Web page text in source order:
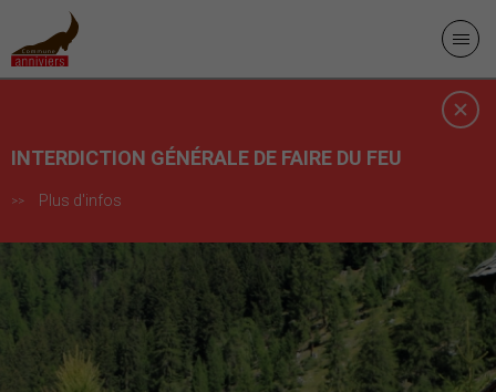
INTERDICTION GÉNÉRALE DE FAIRE DU FEU
Plus d'infos